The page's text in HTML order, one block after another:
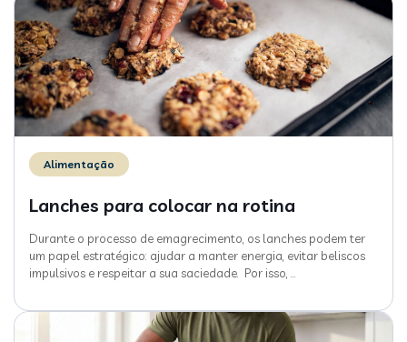
Alimentação
Lanches para colocar na rotina
Durante o processo de emagrecimento, os lanches podem ter
um papel estratégico: ajudar a manter energia, evitar beliscos
impulsivos e respeitar a sua saciedade. Por isso, …